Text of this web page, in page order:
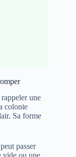
une
colonie
Sa forme
passer